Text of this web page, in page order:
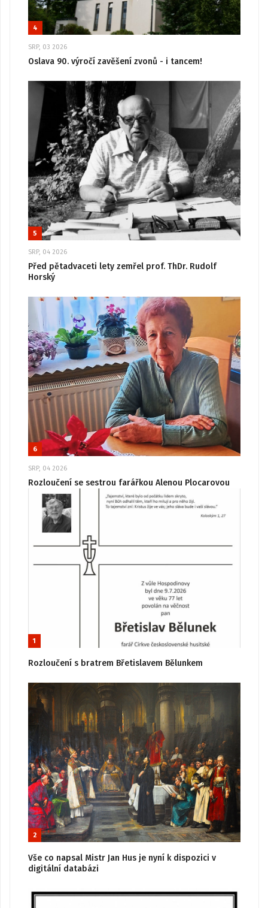
4
SRP, 03 2026
Oslava 90. výročí zavěšení zvonů - i tancem!
5
SRP, 04 2026
Před pětadvaceti lety zemřel prof. ThDr. Rudolf
Horský
6
SRP, 04 2026
Rozloučení se sestrou farářkou Alenou Plocarovou
1
Rozloučení s bratrem Břetislavem Bělunkem
2
Vše co napsal Mistr Jan Hus je nyní k dispozici v
digitální databázi